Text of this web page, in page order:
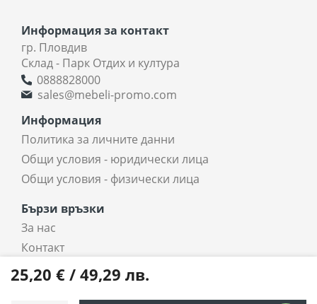
25,20 € / 49,29 лв.
Информация за контакт
гр. Пловдив
Склад - Парк Отдих и култура
0888828000
sales@mebeli-promo.com
Информация
Политика за личните данни
Общи условия - юридически лица
Общи условия - физически лица
Бързи връзки
За нас
Контакт
coradi.bg - интернет магазин